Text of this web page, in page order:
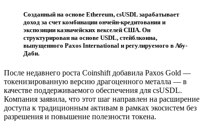
Созданный на основе Ethereum, csUSDL зарабатывает
доход за счет комбинации ончейн-кредитования и
экспозиции казначейских векселей США. Он
структурирован на основе USDL, стейблкоина,
выпущенного Paxos International и регулируемого в Абу-
Даби.
После недавнего роста Coinshift добавила Paxos Gold —
токенизированную версию драгоценного металла — в
качестве поддерживаемого обеспечения для csUSDL.
Компания заявила, что этот шаг направлен на расширение
доступа к традиционным активам в рамках экосистем без
разрешения и повышение полезности токена.